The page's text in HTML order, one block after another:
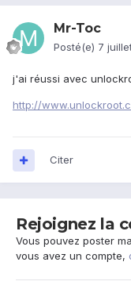
Mr-Toc
Posté(e) 7
j'ai réussi avec
http://
Citer
Rejoignez la
Vous pouvez poster
vous avez un compte,